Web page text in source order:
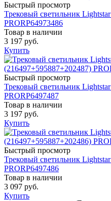
Быстрый просмотр
Трековый светильник
PRORP64973486
Товар в наличии
3 197 руб.
Купить
Быстрый просмотр
Трековый светильник
PRORP6497487
Товар в наличии
3 197 руб.
Купить
Быстрый просмотр
Трековый светильник
PRORP6497486
Товар в наличии
3 097 руб.
Купить